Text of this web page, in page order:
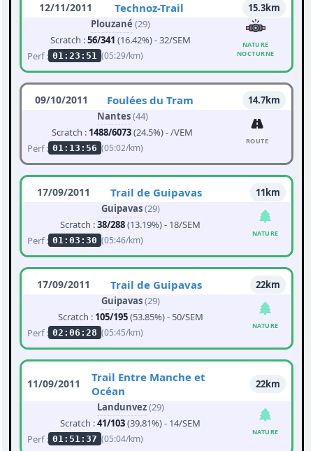
12/11/2011 Technoz-Trail
15.3km
Plouzané (29)
Scratch :56/341 (16.42%) - 32/SEM
Perf : 01:23:51 (05:29/km)
NATURE
NOCTURNE
09/10/2011 Foulées du Tram
14.7km
Nantes(44)
Scratch : 1488/6073(24.5%) - /VEM
Perf : 01:13:56 (05:02/km)
ROUTE
17/09/2011 Trail de Guipavas
11km
Guipavas(29)
Scratch :38/288(13.19%) - 18/SEM
Perf : 01:03:30 (05:46/km)
NATURE
17/09/2011 Trail de Guipavas
22km
Guipavas(29)
Scratch : 105/195(53.85%) - 50/SEM
Perf : 02:06:28 (05:45/km)
NATURE
11/09/2011
Trail Entre Manche et
Océan
22km
Landunvez(29)
Scratch :41/103(39.81%) - 14/SEM
Perf : 01:51:37 (05:04/km)
NATURE